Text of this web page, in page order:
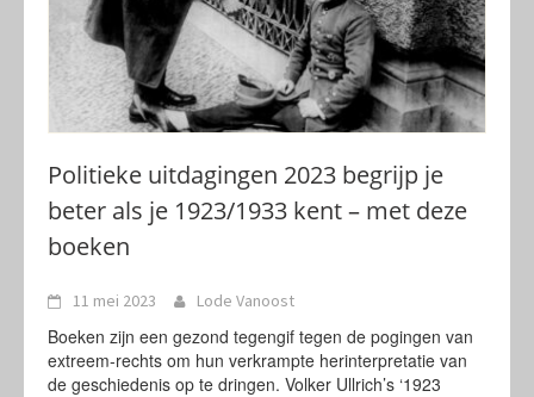
Politieke uitdagingen 2023 begrijp je
beter als je 1923/1933 kent – met deze
boeken
11 mei 2023 Lode Vanoost
Boeken zijn een gezond tegengif tegen de pogingen van
extreem-rechts om hun verkrampte herinterpretatie van
de geschiedenis op te dringen. Volker Ullrich’s ‘1923